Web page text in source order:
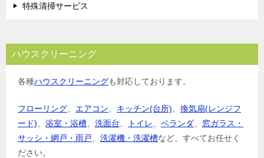
特殊清掃サービス
ハウスクリーニング
各種ハウスクリーニングも対応しております。
フローリング エアコン キッチン(台所)
換気扇(レンジフ
ード)
浴室・浴槽 洗面台 トイレ ベランダ
窓ガラス・
サッシ・網戸・雨戸
洗濯機・洗濯槽など、すべてお任せく
ださい。